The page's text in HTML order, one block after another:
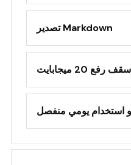
تصدير Markdown
سقف رفع 20 ميجابايت
استخدام يومي منفصل